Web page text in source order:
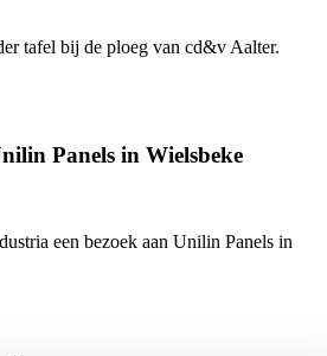
tafel bij de ploeg van cd&v Aalter.
Panels in Wielsbeke
een bezoek aan Unilin Panels in